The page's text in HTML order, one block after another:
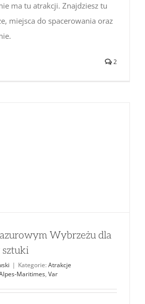
ma tu atrakcji. Znajdziesz tu
miejsca do spacerowania oraz
2
Wybrzeżu dla
sztuki
| Kategorie: Atrakcje
Maritimes, Var